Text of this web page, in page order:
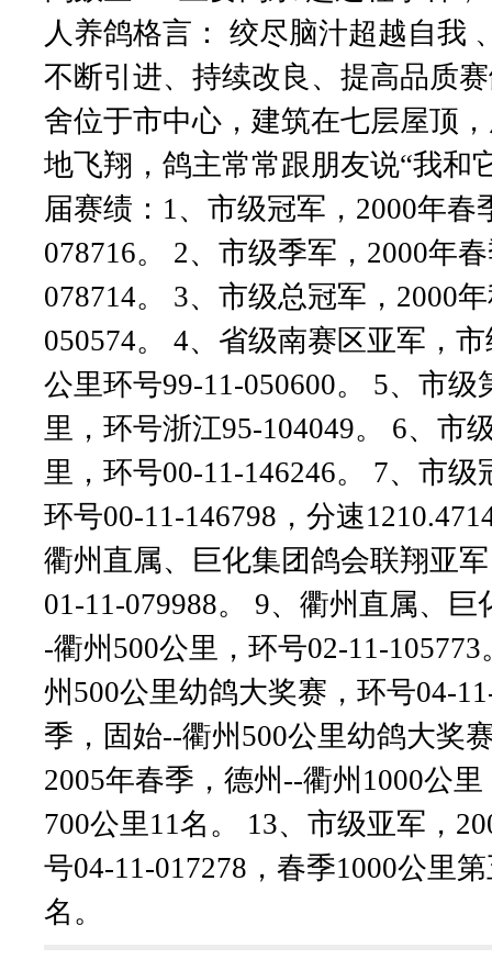
人养鸽格言： 绞尽脑汁超越自我
不断引进、持续改良、提高品质
舍位于市中心，建筑在七层屋顶
地飞翔，鸽主常常跟朋友说“我和
届赛绩：1、市级冠军，2000年
078716。 2、市级季军，2000年
078714。 3、市级总冠军，2000
050574。 4、省级南赛区亚军，
公里环号99-11-050600。 5、市
里，环号浙江95-104049。 6、市
里，环号00-11-146246。 7、市
环号00-11-146798，分速
衢州直属、巨化集团鸽会联翔亚
01-11-079988。 9、衢州直属、
-衢州500公里，环号02-11-
州500公里幼鸽大奖赛，环号04-
季，固始--衢州500公里幼鸽大奖
2005年春季，德州--衢州1000公
700公里11名。 13、市级亚军，
号04-11-017278，春季1000公里
名。